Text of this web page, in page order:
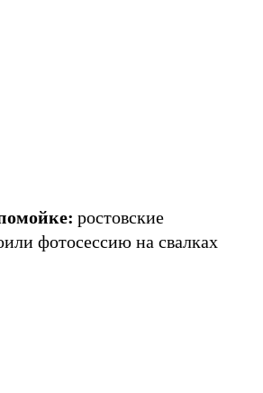
ростовские
фотосессию на свалках